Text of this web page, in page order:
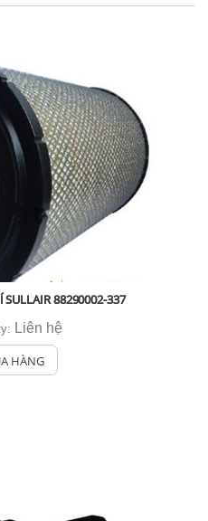
SULLAIR 88290002-337
Liên hệ
HÀNG